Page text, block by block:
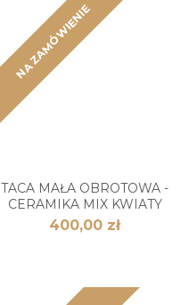
NA ZAMÓWIENIE
TACA MAŁA OBROTOWA -
CERAMIKA MIX KWIATY
400,00 zł